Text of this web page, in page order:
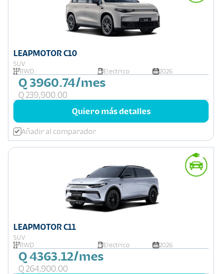
LEAPMOTOR C10
SUV
RWD
Electrico 2026
Q 3960.74/mes
Q 239,900.00
Quiero más detalles
Añadir al comparador
LEAPMOTOR C11
SUV
RWD
Electrico 2026
Q 4363.12/mes
Q 264,900.00